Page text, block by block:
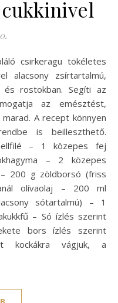
alacsony zsírtartalmú,
és rostokban. Segíti az
az emésztést,
A recept könnyen
is beilleszthető.
– 1 közepes fej
– 2 közepes
200 g zöldborsó (friss
olívaolaj – 200 ml
sótartalmú) – 1
– Só ízlés szerint
bors ízlés szerint
kockákra vágjuk, a